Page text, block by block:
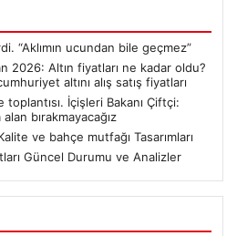
“Aklımın ucundan bile geçmez”
2026: Altın fiyatları ne kadar oldu?
altını alış satış fiyatları
İçişleri Bakanı Çiftçi:
bırakmayacağız
ve bahçe mutfağı Tasarımları
Güncel Durumu ve Analizler